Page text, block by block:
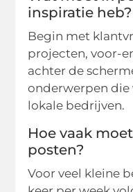
inspiratie heb?
Begin met
projecten, voor-
achter de
onderwerpen die
lokale bedrijven.
Hoe vaak
posten?
Voor veel kleine